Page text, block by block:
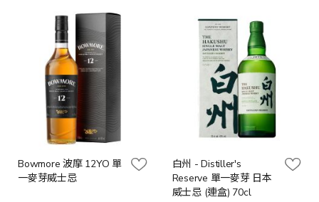
Bowmore 波摩 12YO 單
一麥芽威士忌
白州 - Distiller's
Reserve 單一麥芽 日本
威士忌 (連盒) 70cl